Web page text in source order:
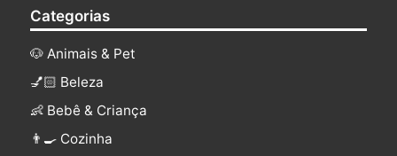
Categorias
🐶 Animais & Pet
💅🏻 Beleza
👶 Bebê & Criança
👨‍🍳 Cozinha